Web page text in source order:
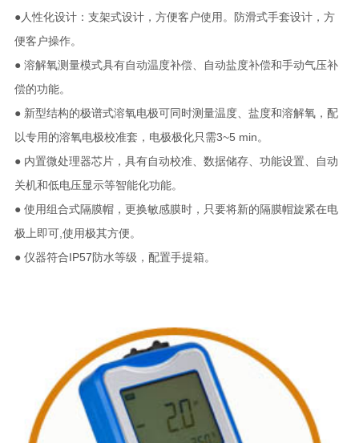
●人性化设计：支架式设计，方便客户使用。防滑式手套设计，方
便客户操作。
● 溶解氧测量模式具有自动温度补偿、自动盐度补偿和手动气压补
偿的功能。
● 新型结构的极谱式溶氧电极可同时测量温度、盐度和溶解氧，配
以专用的溶氧电极校准套，电极极化只需3~5 min。
● 内置微处理器芯片，具有自动校准、数据储存、功能设置、自动
关机和低电压显示等智能化功能。
● 使用组合式隔膜帽，更换敏感膜时，只要将新的隔膜帽旋紧在电
极上即可,使用极其方便。
● 仪器符合IP57防水等级，配置手提箱。